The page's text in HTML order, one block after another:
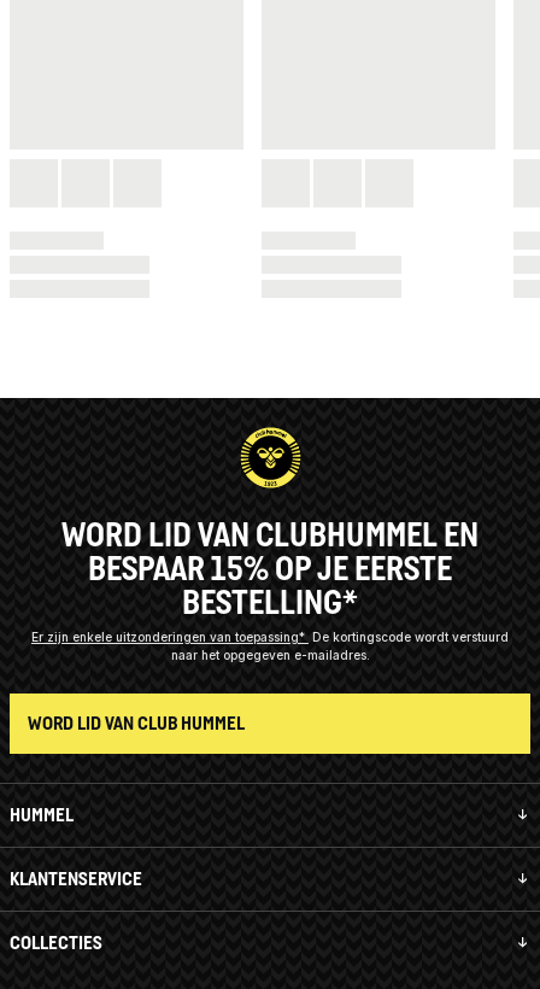
HUMMEL
KLANTENSERVICE
COLLECTIES
WORD LID VAN CLUBHUMMEL EN
BESPAAR 15% OP JE EERSTE
BESTELLING*
Er zijn enkele uitzonderingen van toepassing* De kortingscode wordt verstuurd
naar het opgegeven e-mailadres.
WORD LID VAN CLUB HUMMEL